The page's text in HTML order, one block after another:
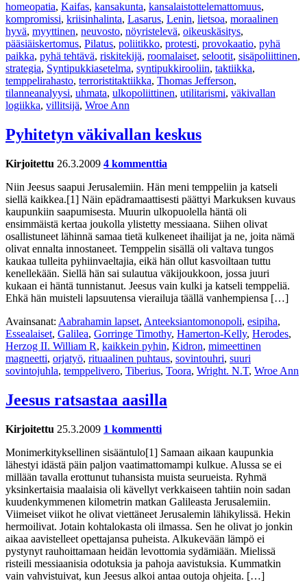
homeopatia, Kaifas, kansakunta, kansalaistottelemattomuus,
kompromissi, kriisinhalinta, Lasarus, Lenin, lietsoa, moraalinen
hyvä, myyttinen, neuvosto, nöyristelevä, oikeuskäsitys,
pääsiäiskertomus, Pilatus, poliitikko, protesti, provokaatio, pyhä
paikka, pyhä tehtävä, riskitekijä, roomalaiset, selootit, sisäpoliittinen,
strategia, Syntipukkiasetelma, syntipukkirooliin, taktiikka,
temppelirahasto, terroristitaktiikka, Thomas Jefferson,
tilanneanalyysi, uhmata, ulkopoliittinen, utilitarismi, väkivallan
logiikka, villitsijä, Wroe Ann
Pyhitetyn väkivallan keskus
Kirjoitettu 26.3.2009 4 kommenttia
Niin Jeesus saapui Jerusalemiin. Hän meni temppeliin ja katseli
siellä kaikkea.[1] Näin epädramaattisesti päättyi Markuksen kuvaus
kaupunkiin saapumisesta. Muurin ulkopuolella häntä oli
ensimmäistä kertaa joukolla ylistetty messiaana. Siihen olivat
osallistuneet lähinnä samaa tietä kulkeneet ihailijat ja ne, joita nämä
olivat ennalta innostaneet. Temppelin sisällä oli valtava tungos
kaukaa tulleita pyhiinvaeltajia, eikä hän ollut kasvoiltaan tuttu
kenellekään. Siellä hän sai sulautua väkijoukkoon, jossa juuri
kukaan ei häntä tunnistanut. Jeesus vain kulki ja katseli temppeliä.
Ehkä hän muisteli lapsuutensa vierailuja täällä vanhempiensa […]
Avainsanat: Aabrahamin lapset, Anteeksiantomonopoli, esipiha,
Essealaiset, Galilea, Gorringe Timothy, Hamerton-Kelly, Herodes,
Herzog II. William R, kaikkein pyhin, Kidron, mimeettinen
magneetti, orjatyö, rituaalinen puhtaus, sovintouhri, suuri
sovintojuhla, temppelivero, Tiberius, Toora, Wright. N.T, Wroe Ann
Jeesus ratsastaa aasilla
Kirjoitettu 25.3.2009 1 kommentti
Monimerkityksellinen sisääntulo[1] Samaan aikaan kaupunkia
lähestyi idästä päin paljon vaatimattomampi kulkue. Alussa se ei
millään tavalla erottunut tuhansista muista seurueista. Ryhmä
yksinkertaisia maalaisia oli kävellyt verkkaiseen tahtiin noin sadan
kuudenkymmenen kilometrin matkan Galileasta Jerusalemiin.
Viimeiset viikot he olivat viettäneet Jerusalemin lähikylissä. Hekin
hermoilivat. Jotain kohtalokasta oli ilmassa. Sen he olivat jo jonkin
aikaa aavistelleet opettajansa puheista. Alkukevään lämpö ei
pystynyt rauhoittamaan heidän levottomia sydämiään. Mielissä
risteili messiaanisia odotuksia ja pahoja aavistuksia. Kummatkin
vain vahvistuivat, kun Jeesus alkoi antaa outoja ohjeita. […]